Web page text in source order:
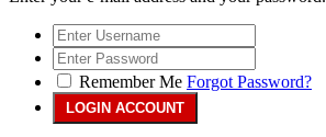
Remember Me Forgot Password?